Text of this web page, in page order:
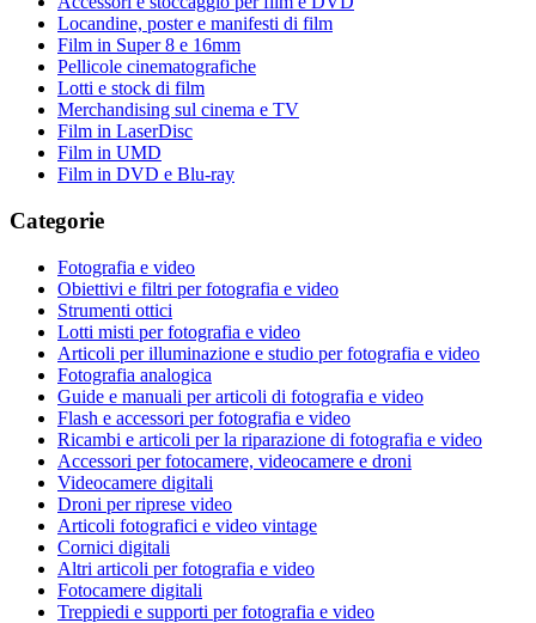
Locandine, poster e manifesti di film
Film in Super 8 e 16mm
Pellicole cinematografiche
Lotti e stock di film
Merchandising sul cinema e TV
Film in LaserDisc
Film in UMD
Film in DVD e Blu-ray
Categorie
Fotografia e video
Obiettivi e filtri per fotografia e video
Strumenti ottici
Lotti misti per fotografia e video
Articoli per illuminazione e studio per fotografia e video
Fotografia analogica
Guide e manuali per articoli di fotografia e video
Flash e accessori per fotografia e video
Ricambi e articoli per la riparazione di fotografia e video
Accessori per fotocamere, videocamere e droni
Videocamere digitali
Droni per riprese video
Articoli fotografici e video vintage
Cornici digitali
Altri articoli per fotografia e video
Fotocamere digitali
Treppiedi e supporti per fotografia e video